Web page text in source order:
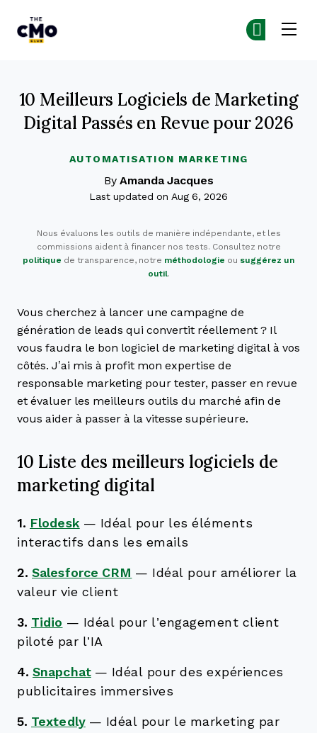
AUTOMATISATION MARKETING
10 Meilleurs Logiciels de Marketing
Digital Passés en Revue pour 2026
By Amanda Jacques
Last updated on Aug 6, 2026
Nous évaluons les outils de manière indépendante, et les
commissions aident à financer nos tests. Consultez notre
politique de transparence, notre méthodologie ou suggérez un
outil.
Vous cherchez à lancer une campagne de
génération de leads qui convertit réellement ? Il
vous faudra le bon logiciel de marketing digital à vos
côtés. J’ai mis à profit mon expertise de
responsable marketing pour tester, passer en revue
et évaluer les meilleurs outils du marché afin de
vous aider à passer à la vitesse supérieure.
10 Liste des meilleurs logiciels de
marketing digital
1. Flodesk — Idéal pour les éléments
interactifs dans les emails
2. Salesforce CRM — Idéal pour améliorer la
valeur vie client
3. Tidio — Idéal pour l’engagement client
piloté par l’IA
4. Snapchat — Idéal pour des expériences
publicitaires immersives
5. Textedly — Idéal pour le marketing par